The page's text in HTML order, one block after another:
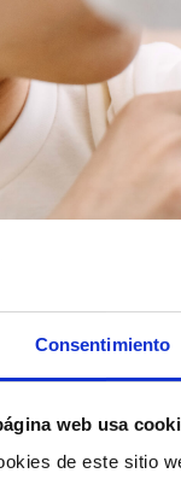
Consentimiento
web usa
de este sitio